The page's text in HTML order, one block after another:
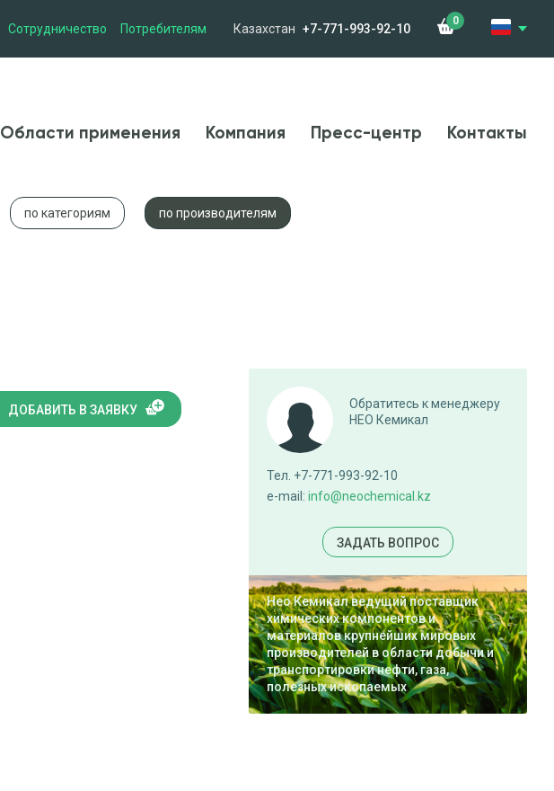
Сотрудничество Потребителям Казахстан +7-771-993-92-10
0
Области применения Компания Пресс-центр Контакты
по категориям по производителям
ДОБАВИТЬ В ЗАЯВКУ
Обратитесь к менеджеру
НЕО Кемикал
Тел. +7-771-993-92-10
e-mail: info@neochemical.kz
ЗАДАТЬ ВОПРОС
Нео Кемикал ведущий поставщик
химических компонентов и
материалов крупнейших мировых
производителей в области добычи и
транспортировки нефти, газа,
полезных ископаемых